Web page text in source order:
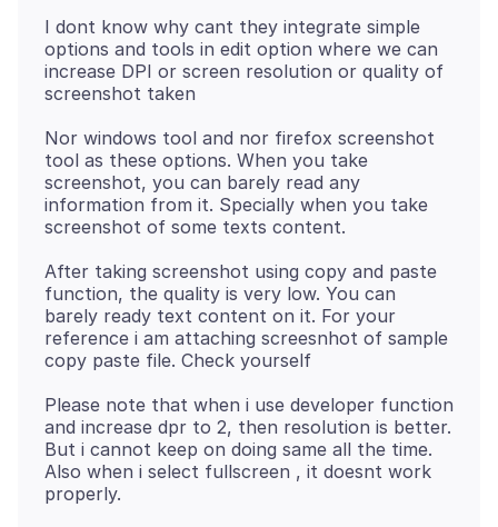
I dont know why cant they integrate simple
options and tools in edit option where we can
increase DPI or screen resolution or quality of
Nor windows tool and nor firefox screenshot
tool as these options. When you take
screenshot, you can barely read any
information from it. Specially when you take
After taking screenshot using copy and paste
function, the quality is very low. You can
barely ready text content on it. For your
reference i am attaching screesnhot of sample
Please note that when i use developer function
and increase dpr to 2, then resolution is better.
But i cannot keep on doing same all the time.
Also when i select fullscreen , it doesnt work